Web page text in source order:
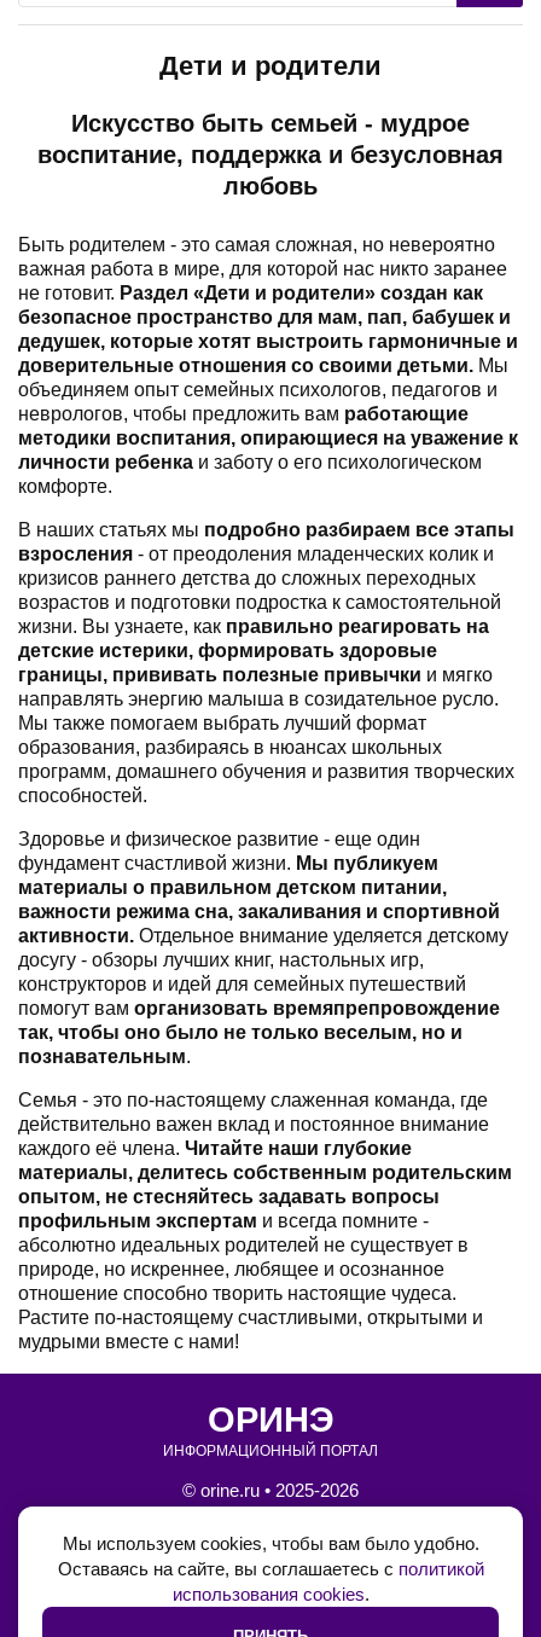
Дети и родители
Искусство быть семьей - мудрое
воспитание, поддержка и безусловная
любовь
Быть родителем - это самая сложная, но невероятно
важная работа в мире, для которой нас никто заранее
не готовит. Раздел «Дети и родители» создан как
безопасное пространство для мам, пап, бабушек и
дедушек, которые хотят выстроить гармоничные и
доверительные отношения со своими детьми. Мы
объединяем опыт семейных психологов, педагогов и
неврологов, чтобы предложить вам работающие
методики воспитания, опирающиеся на уважение к
личности ребенка и заботу о его психологическом
комфорте.
В наших статьях мы подробно разбираем все этапы
взросления - от преодоления младенческих колик и
кризисов раннего детства до сложных переходных
возрастов и подготовки подростка к самостоятельной
жизни. Вы узнаете, как правильно реагировать на
детские истерики, формировать здоровые
границы, прививать полезные привычки и мягко
направлять энергию малыша в созидательное русло.
Мы также помогаем выбрать лучший формат
образования, разбираясь в нюансах школьных
программ, домашнего обучения и развития творческих
способностей.
Здоровье и физическое развитие - еще один
фундамент счастливой жизни. Мы публикуем
материалы о правильном детском питании,
важности режима сна, закаливания и спортивной
активности. Отдельное внимание уделяется детскому
досугу - обзоры лучших книг, настольных игр,
конструкторов и идей для семейных путешествий
помогут вам организовать времяпрепровождение
так, чтобы оно было не только веселым, но и
познавательным.
Семья - это по-настоящему слаженная команда, где
действительно важен вклад и постоянное внимание
каждого её члена. Читайте наши глубокие
материалы, делитесь собственным родительским
опытом, не стесняйтесь задавать вопросы
профильным экспертам и всегда помните -
абсолютно идеальных родителей не существует в
природе, но искреннее, любящее и осознанное
отношение способно творить настоящие чудеса.
Растите по-настоящему счастливыми, открытыми и
мудрыми вместе с нами!
ОРИНЭ
ИНФОРМАЦИОННЫЙ ПОРТАЛ
© orine.ru • 2025-2026
Блог на Boosty
Обратная связь
Политика использования cookie
Мы используем cookies, чтобы вам было удобно.
Оставаясь на сайте, вы соглашаетесь с политикой
использования cookies.